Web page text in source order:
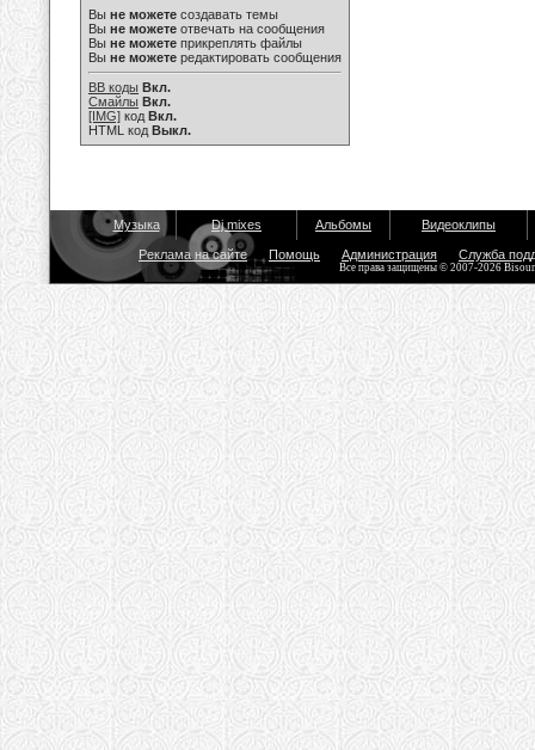
Вы не можете создавать темы
Вы не можете отвечать на сообщения
Вы не можете прикреплять файлы
Вы не можете редактировать сообщения
BB коды Вкл.
Смайлы Вкл.
[IMG] код Вкл.
HTML код Выкл.
Музыка Dj mixes Альбомы Видеоклипы
Реклама на сайте Помощь Администрация Служба
Все права защищены © 2007-2026